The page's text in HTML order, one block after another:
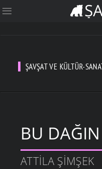
ŞAVŞAT VE KÜLTÜR-
BU
ATTILA ŞIMŞEK